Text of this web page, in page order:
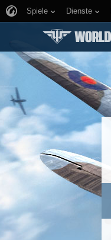
Spiele Dienste